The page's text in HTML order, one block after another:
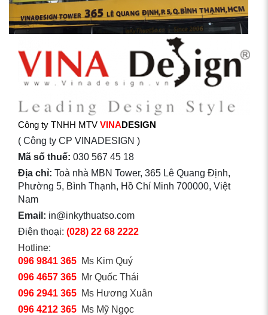
Công ty TNHH MTV VINADESIGN
( Công ty CP VINADESIGN )
Mã số thuế: 030 567 45 18
Địa chỉ: Toà nhà MBN Tower, 365 Lê Quang Định,
Phường 5, Bình Thạnh, Hồ Chí Minh 700000, Việt
Nam
Email: in@inkythuatso.com
Điện thoại: (028) 22 68 2222
Hotline:
096 9841 365 Ms Kim Quý
096 4657 365 Mr Quốc Thái
096 2941 365 Ms Hương Xuân
096 4212 365 Ms Mỹ Ngọc